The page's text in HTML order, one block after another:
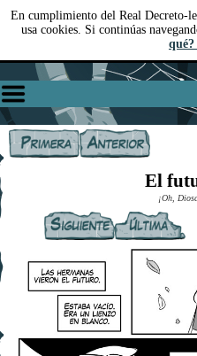
En cumplimiento del Real Decreto-
usa cookies. Si continúas
El
¡Oh,